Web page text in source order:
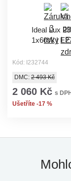
Ideal Lux
1x60W |
Kód: I232744
DMC: 2 493 Kč
2 060 Kč s
Ušetříte -17 %